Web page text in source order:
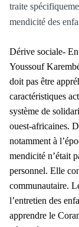
traite
mendicité des
Dérive sociale-
Youssouf
doit pas être
caractéristiques
système de
ouest-africaines.
notamment à
mendicité n’était
personnel. Elle
communautaire.
l’entretien des
apprendre le